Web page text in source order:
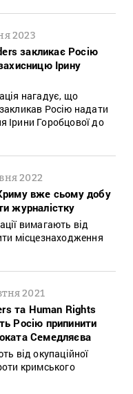
2023
закликає Росію
Ірину
нагадує, що
Росію надати
Ірини Горобцової до
2022
вже сьому добу
журналістку
вимагають від
місцезнаходження
2021
та Human Rights
Росію припинити
Семедляєва
від окупаційної
кримського